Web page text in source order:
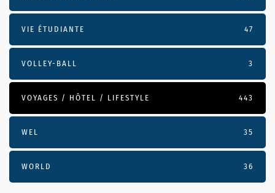
VIE ÉTUDIANTE 47
VOLLEY-BALL 3
VOYAGES / HÔTEL / LIFESTYLE 443
WEL 35
WORLD 36